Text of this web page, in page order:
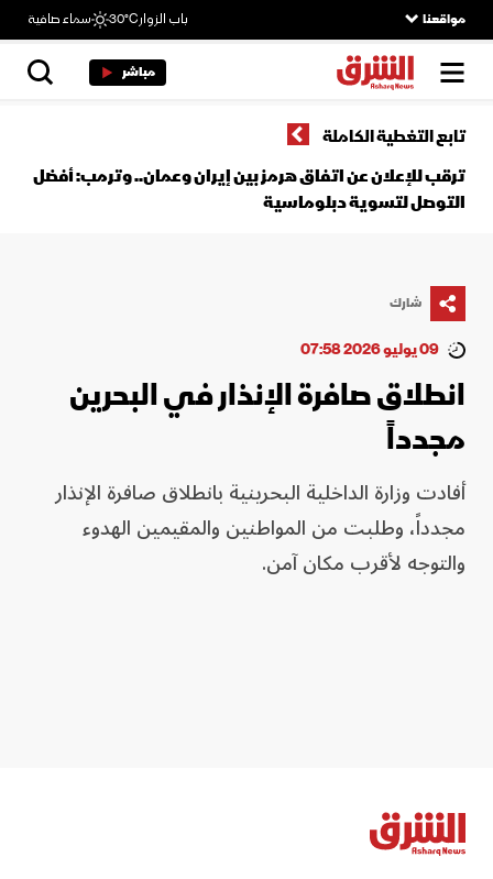
مواقعنا باب الزوار30°C سماء صافية
مباشر
تابع التغطية الكاملة
ترقب للإعلان عن اتفاق هرمز بين إيران وعمان.. وترمب: أفضل
التوصل لتسوية دبلوماسية
شارك
09 يوليو 2026 07:58
انطلاق صافرة الإنذار في البحرين
مجدداً
أفادت وزارة الداخلية البحرينية بانطلاق صافرة الإنذار
مجدداً، وطلبت من المواطنين والمقيمين الهدوء
والتوجه لأقرب مكان آمن.